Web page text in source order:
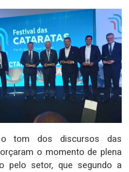
tom dos discursos das
o momento de plena
pelo setor, que segundo a